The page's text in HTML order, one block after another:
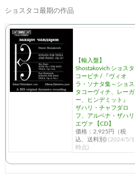
ショスタコ最期の作品
【輸入盤】
Shostakovich ショスタ
コービチ / 『ヴィオ
ラ・ソナタ集～ショス
タコーヴィチ、レーガ
ー、ヒンデミット』
ザハリ・チャフダロ
フ、アルベナ・ザハリ
エヴァ 【CD】
価格：2,925円（税
込、送料別) (2024/5/1
時点)